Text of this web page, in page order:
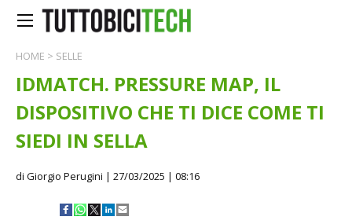
HOME > SELLE
IDMATCH. PRESSURE MAP, IL
DISPOSITIVO CHE TI DICE COME TI
SIEDI IN SELLA
di Giorgio Perugini | 27/03/2025 | 08:16